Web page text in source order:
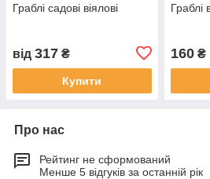
Граблі садові віялові
від 317 ₴
Купити
Граблі
160₴
Про нас
Рейтинг не сформований
Менше 5 відгуків за останній рік